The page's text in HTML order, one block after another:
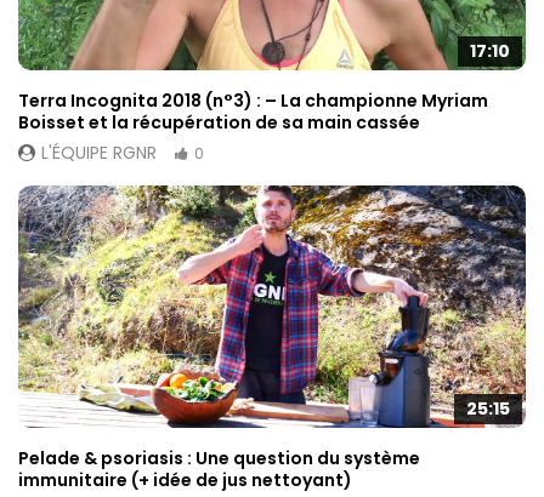
17:10
Terra Incognita 2018 (n°3) : – La championne Myriam
Boisset et la récupération de sa main cassée
L'ÉQUIPE RGNR
0
25:15
Pelade & psoriasis : Une question du système
immunitaire (+ idée de jus nettoyant)